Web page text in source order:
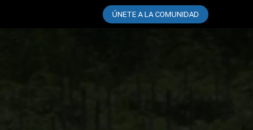
ÚNETE A LA COMUNIDAD